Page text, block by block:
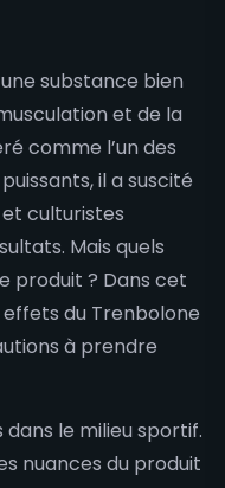
substance bien
et de la
comme l’un des
il a suscité
culturistes
Mais quels
produit ? Dans cet
du Trenbolone
à prendre
le milieu sportif.
nuances du produit